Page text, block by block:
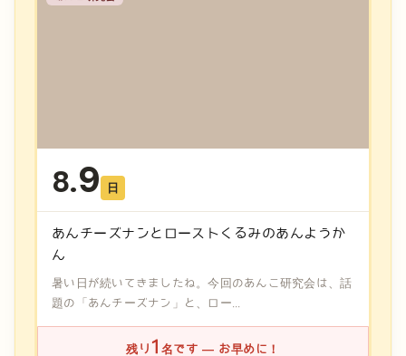
8.9 日
あんチーズナンとローストくるみのあんようか
ん
暑い日が続いてきましたね。今回のあんこ研究会は、話
題の「あんチーズナン」と、ロー...
残り 1 名です — お早めに！